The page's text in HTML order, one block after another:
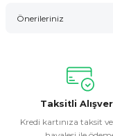
Önerileriniz
konularda yetersiz
kullanarak tarafımıza
Görüş ve
Taksitli
Kredi kartınıza taksit